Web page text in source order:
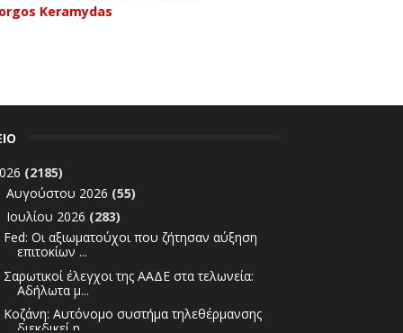
Keramydas
(2185)
Αυγούστου 2026 (55)
Ιουλίου 2026 (283)
Fed: Οι αξιωματούχοι που ζήτησαν αύξηση
επιτοκίων ...
Σαρωτικοί έλεγχοι της ΑΑΔΕ στα τελωνεία:
Αδήλωτα μ...
Κοζάνη: Αυτόνομο συστήμα τηλεθέρμανσης
διεκδικεί η...